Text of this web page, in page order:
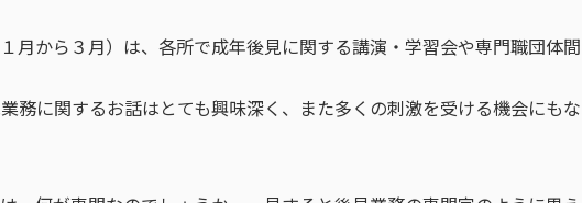
月から３月）は、各所で成年後見に関する講演・学習会や専門職団体
務に関するお話はとても興味深く、また多くの刺激を受ける機会にも